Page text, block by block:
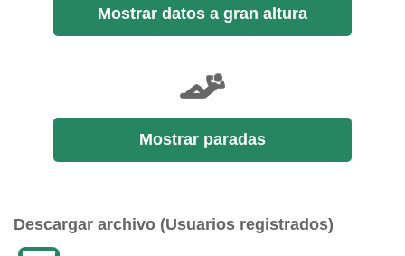
Mostrar datos a gran altura
Mostrar paradas
Descargar archivo (Usuarios registrados)